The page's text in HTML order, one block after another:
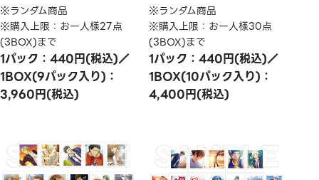
※ランダム商品
※購入上限：お一人様27点
(3BOX)まで
1パック：440円(税込)／
1BOX(9パック入り)：
3,960円(税込)
※ランダム商品
※購入上限：お一人様30点
(3BOX)まで
1パック：440円(税込)／
1BOX(10パック入り)：
4,400円(税込)